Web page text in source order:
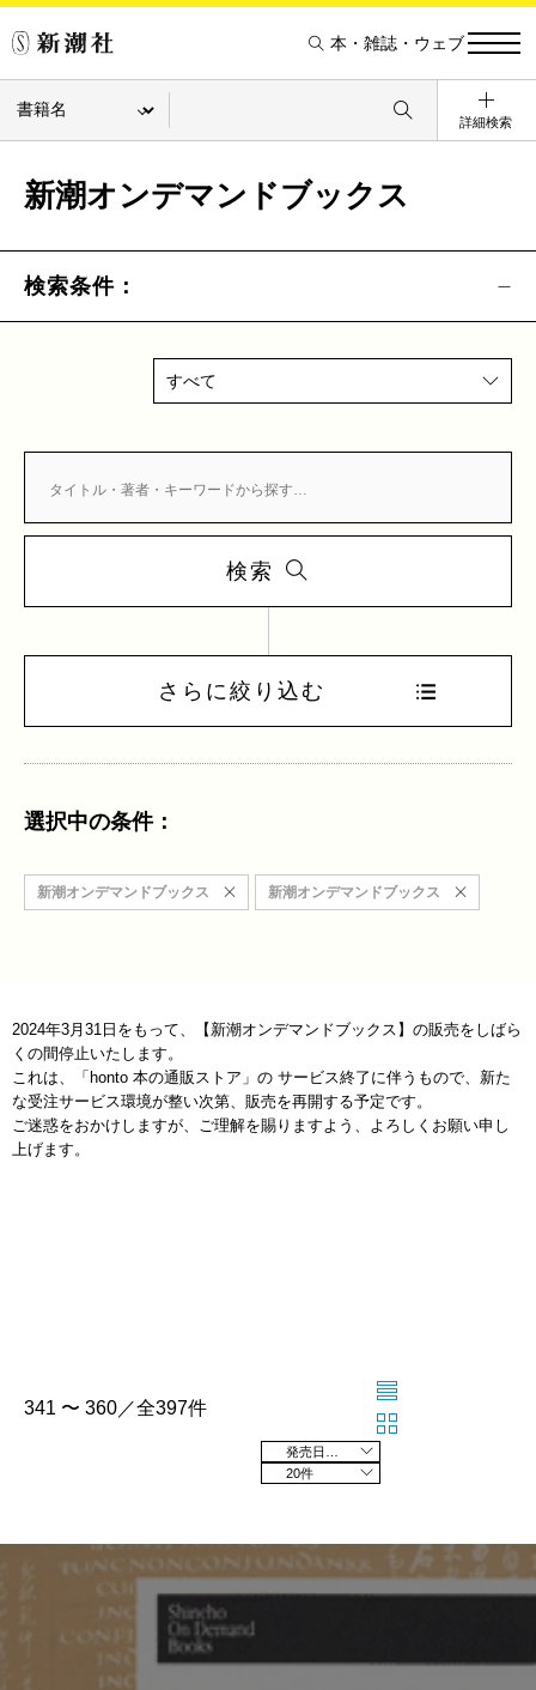
本・雑誌・ウェブ
詳細検索
新潮オンデマンドブックス
検索条件：
すべて
検索
さらに絞り込む
選択中の条件：
新潮オンデマンドブックス 新潮オンデマンドブックス
2024年3月31日をもって、【新潮オンデマンドブックス】の販売をしばら
くの間停止いたします。
これは、「honto 本の通販ストア」の サービス終了に伴うもので、新た
な受注サービス環境が整い次第、販売を再開する予定です。
ご迷惑をおかけしますが、ご理解を賜りますよう、よろしくお願い申し
上げます。
341 〜 360／全397件
20件